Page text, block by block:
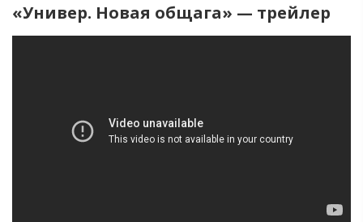
«Универ. Новая общага» — трейлер